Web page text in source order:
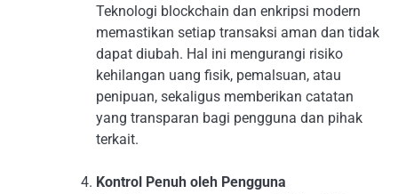
Teknologi blockchain dan enkripsi modern
memastikan setiap transaksi aman dan tidak
dapat diubah. Hal ini mengurangi risiko
kehilangan uang fisik, pemalsuan, atau
penipuan, sekaligus memberikan catatan
yang transparan bagi pengguna dan pihak
terkait.
Kontrol Penuh oleh Pengguna